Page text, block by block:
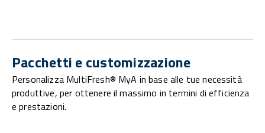
Pacchetti e customizzazione
Personalizza MultiFresh® MyA in base alle tue necessità
produttive, per ottenere il massimo in termini di efficienza
e prestazioni.